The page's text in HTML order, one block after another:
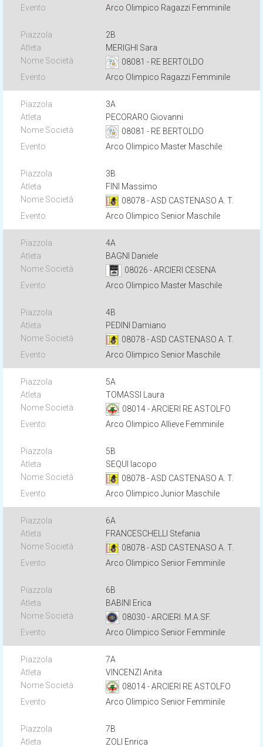
Arco Olimpico Ragazzi Femminile
2B
MERIGHI Sara
08081 - RE BERTOLDO
Arco Olimpico Ragazzi Femminile
3A
PECORARO Giovanni
08081 - RE BERTOLDO
Arco Olimpico Master Maschile
3B
FINI Massimo
08078 - ASD CASTENASO A. T.
Arco Olimpico Senior Maschile
4A
BAGNI Daniele
08026 - ARCIERI CESENA
Arco Olimpico Master Maschile
4B
PEDINI Damiano
08078 - ASD CASTENASO A. T.
Arco Olimpico Senior Maschile
5A
TOMASSI Laura
08014 - ARCIERI RE ASTOLFO
Arco Olimpico Allieve Femminile
5B
SEQUI Iacopo
08078 - ASD CASTENASO A. T.
Arco Olimpico Junior Maschile
6A
FRANCESCHELLI Stefania
08078 - ASD CASTENASO A. T.
Arco Olimpico Senior Femminile
6B
BABINI Erica
08030 - ARCIERI. M.A.SF.
Arco Olimpico Senior Femminile
7A
VINCENZI Anita
08014 - ARCIERI RE ASTOLFO
Arco Olimpico Senior Femminile
7B
ZOLI Enrica